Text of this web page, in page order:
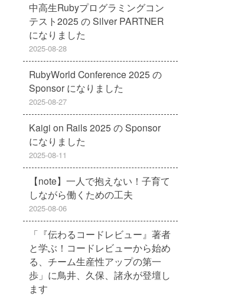
中高生Rubyプログラミングコン
テスト2025 の Silver PARTNER
になりました
2025-08-28
RubyWorld Conference 2025 の
Sponsor になりました
2025-08-27
Kaigi on Rails 2025 の Sponsor
になりました
2025-08-11
【note】一人で抱えない！子育て
しながら働くための工夫
2025-08-06
「『伝わるコードレビュー』著者
と学ぶ！コードレビューから始め
る、チーム生産性アップの第一
歩」に鳥井、久保、諸永が登壇し
ます